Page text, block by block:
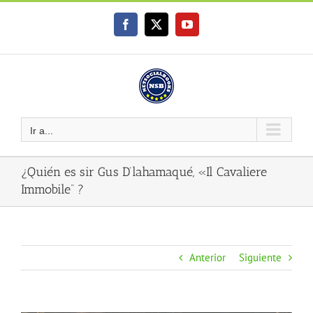
Facebook
X YouTube
Ir a...
¿Quién es sir Gus D’lahamaqué, «Il Cavaliere
Immobile” ?
Anterior Siguiente